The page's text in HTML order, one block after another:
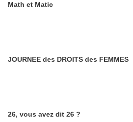
Math et Matic
JOURNEE des DROITS des FEMMES
26, vous avez dit 26 ?